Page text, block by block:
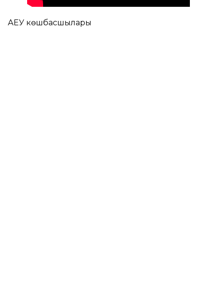
ҚАЕУ көшбасшылары